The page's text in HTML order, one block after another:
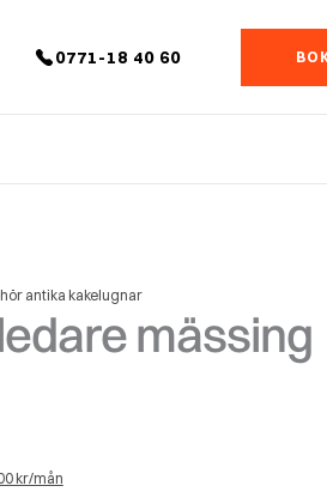
0771-18 40 60
antika kakelugnar
mässing
kr/mån